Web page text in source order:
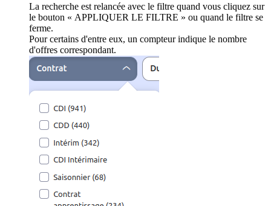
La recherche est relancée avec le filtre quand vous cliquez sur
le bouton « APPLIQUER LE FILTRE » ou quand le filtre se
ferme.
Pour certains d'entre eux, un compteur indique le nombre
d'offres correspondant.